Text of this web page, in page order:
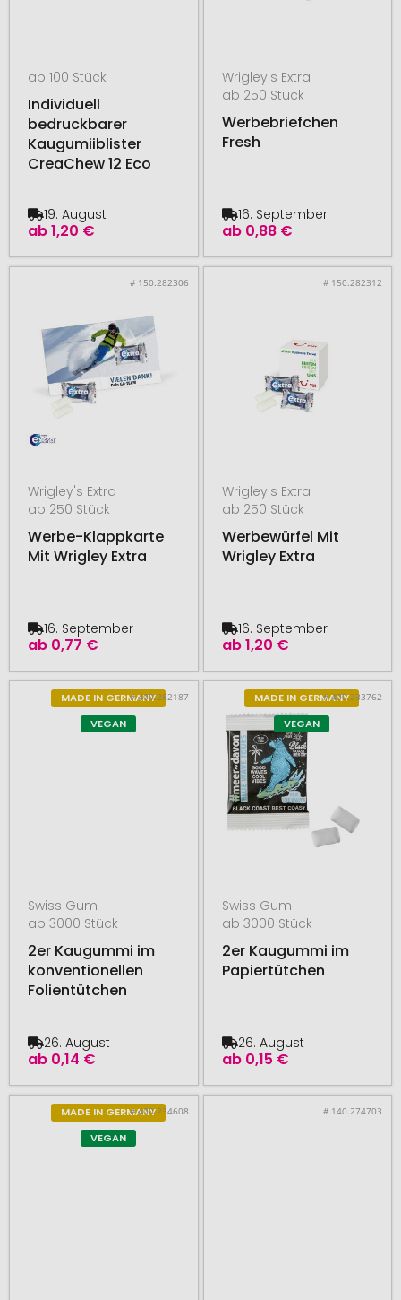
ab 100 Stück
Individuell
bedruckbarer
Kaugumiiblister
CreaChew 12 Eco
ab1,20 €
19. August
Wrigley's Extra
ab 250 Stück
Werbebriefchen
Fresh
ab 0,88 €
16. September
# 150.282306
Wrigley's Extra
ab 250 Stück
Werbe-Klappkarte
Mit Wrigley Extra
ab 0,77 €
16. September
# 150.282312
Wrigley's Extra
ab 250 Stück
Werbewürfel Mit
Wrigley Extra
ab1,20 €
16. September
MADE IN GERMANY
VEGAN
# 400.282187
Swiss Gum
ab 3000 Stück
2er Kaugummi im
konventionellen
Folientütchen
ab 0,14 €
26. August
MADE IN GERMANY
VEGAN
# 400.233762
Swiss Gum
ab 3000 Stück
2er Kaugummi im
Papiertütchen
ab 0,15 €
26. August
MADE IN GERMANY
VEGAN
# 400.234608 # 140.274703